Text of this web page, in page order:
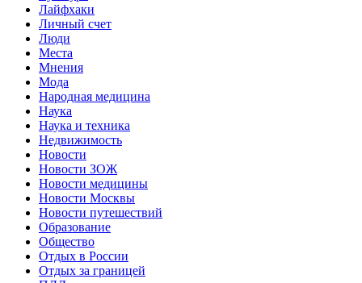
Лайфхаки
Личный счет
Люди
Места
Мнения
Мода
Народная медицина
Наука
Наука и техника
Недвижимость
Новости
Новости ЗОЖ
Новости медицины
Новости Москвы
Новости путешествий
Образование
Общество
Отдых в России
Отдых за границей